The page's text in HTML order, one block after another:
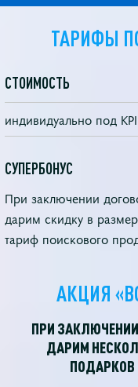
ТАРИФЫ
СТОИМОСТЬ
индивидуально под
СУПЕРБОНУС
При заключении
дарим скидку в
тариф поискового
АКЦИЯ
ПРИ
ДАРИМ
ПОДАРКОВ